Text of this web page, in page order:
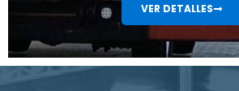
VER DETALLES